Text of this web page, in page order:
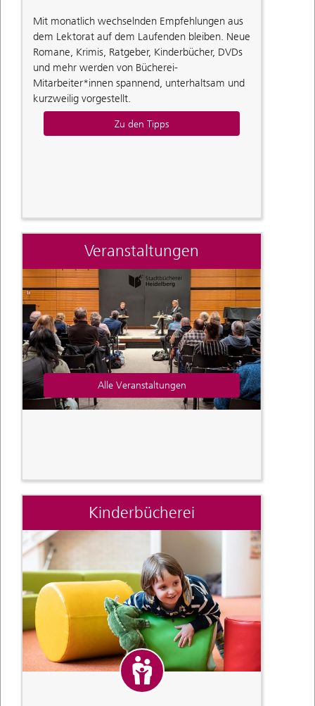
Mit monatlich wechselnden Empfehlungen aus
dem Lektorat auf dem Laufenden bleiben. Neue
Romane, Krimis, Ratgeber, Kinderbücher, DVDs
und mehr werden von Bücherei-
Mitarbeiter*innen spannend, unterhaltsam und
kurzweilig vorgestellt.
Zu den Tipps
Veranstaltungen
Alle Veranstaltungen
Kinderbücherei